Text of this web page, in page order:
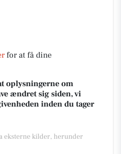
for at få dine
oplysningerne om
ændret sig siden, vi
inden du tager
eksterne kilder, herunder